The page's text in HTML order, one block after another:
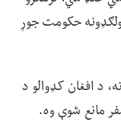
حکومت جوړ
د افغان کډوالو د
مانع شوې وه.